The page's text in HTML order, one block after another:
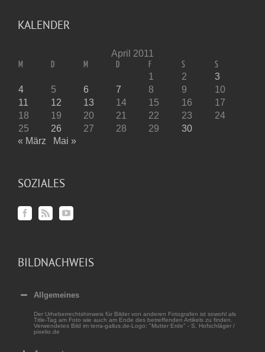
KALENDER
April 2011
M D M D F S S
1 2
3
4
5 6 7 8 9
10
11
12 13 14 15 16
17
18
19 20 21 22 23
24
25
26 27 28 29
30
« März
Mai »
SOZIALES
BILDNACHWEIS
Allgemeines
Der Urheberrechtshinweis für Bilder von anderen Fotografen ist sowohl als
Title-Tag am Foto wie auch am Ende des betreffenden Artikels zu finden.
Verwendetes Bild im terra-gallus.de-Logo: "Mutter Erde" - S. Hofschläger /
pixelio.de